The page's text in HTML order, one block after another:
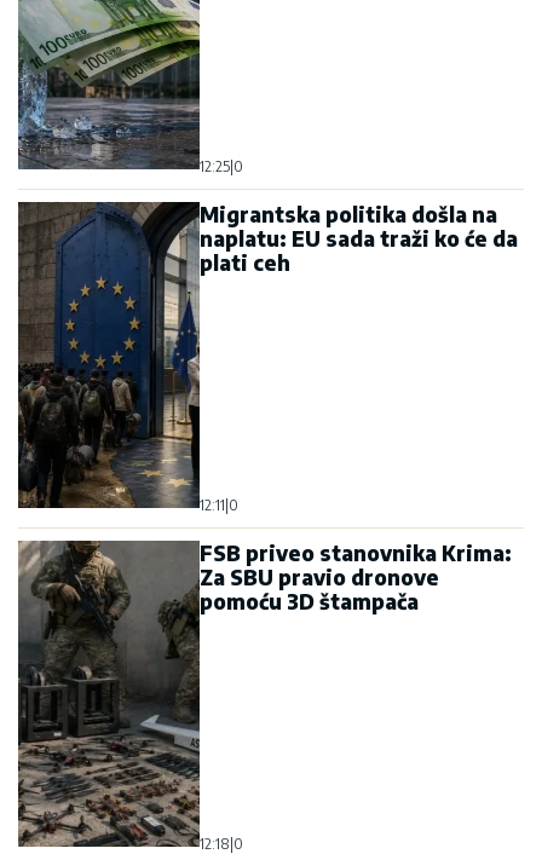
12:25|0
Migrantska politika došla na
naplatu: EU sada traži ko će da
plati ceh
12:11|0
FSB priveo stanovnika Krima:
Za SBU pravio dronove
pomoću 3D štampača
12:18|0